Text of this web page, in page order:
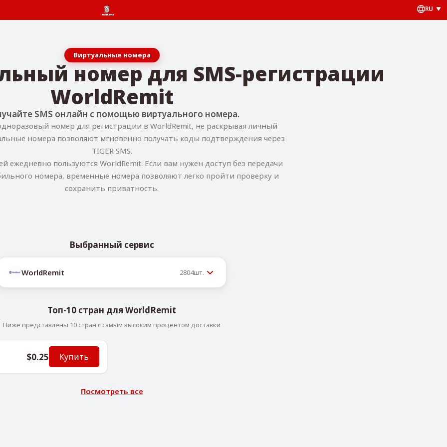
RU
Виртуальные номера
номер для SMS-регистрации
WorldRemit
SMS онлайн с помощью виртуального номера.
номер для регистрации в WorldRemit, не раскрывая личный
номера позволяют мгновенно получать коды подтверждения через
TIGER SMS.
ежедневно пользуются WorldRemit. Если вам нужен доступ без передачи
номера, временные номера позволяют легко пройти проверку и
сохранить приватность.
Выбранный сервис
WorldRemit 2804шт.
Топ-10 стран для WorldRemit
Ниже представлены 10 стран с самым высоким процентом доставки
$0.25 Купить
Посмотреть все